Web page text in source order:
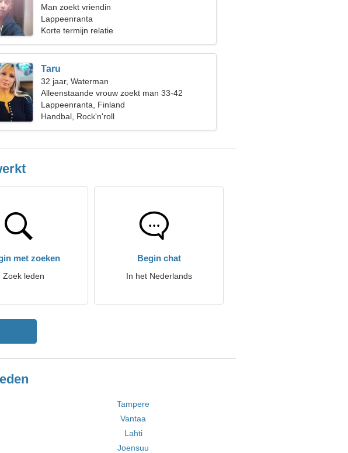
Man zoekt vriendin
Lappeenranta
Korte termijn relatie
Taru
32 jaar, Waterman
Alleenstaande vrouw zoekt man 33-42
Lappeenranta, Finland
Handbal, Rock'n'roll
met zoeken
Zoek leden
Begin chat
In het Nederlands
Tampere
Vantaa
Lahti
Joensuu